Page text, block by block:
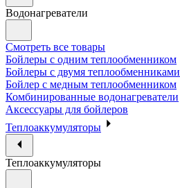
Водонагреватели
Смотреть все товары
Бойлеры с одним теплообменником
Бойлеры с двумя теплообменниками
Бойлер с медным теплообменником
Комбинированные водонагреватели
Аксессуары для бойлеров
Теплоаккумуляторы
Теплоаккумуляторы